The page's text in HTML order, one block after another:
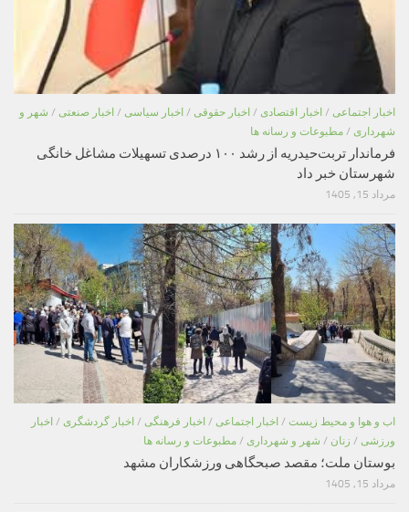
اخبار اجتماعی / اخبار اقتصادی / اخبار حقوقی / اخبار سیاسی / اخبار صنعتی / شهر و
شهرداری / مطبوعات و رسانه ها
فرماندار تربت‌حیدریه از رشد ۱۰۰ درصدی تسهیلات مشاغل خانگی
شهرستان خبر داد
مرداد 15, 1405
اب و هوا و محیط زیست / اخبار اجتماعی / اخبار فرهنگی / اخبار گردشگری / اخبار
ورزشی / زنان / شهر و شهرداری / مطبوعات و رسانه ها
بوستان ملت؛ مقصد صبحگاهی ورزشکاران مشهد
مرداد 15, 1405